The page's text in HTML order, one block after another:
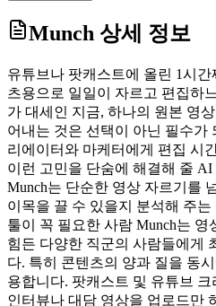
Munch 상세 정보
유튜브나 팟캐스트에 올린 1시
츠용으로 일일이 자르고 편집하
가 대세인 지금, 하나의 원본 영
어내는 것은 선택이 아닌 필수가
리에이터와 마케터에게 편집 시
이런 고민을 단숨에 해결해 줄 AI
Munch는 단순한 영상 자르기를
이목을 끌 수 있을지 분석해 주
툴이 꼭 필요한 사람 Munch는 영
힘든 다양한 직군의 사람들에게
다. 특히 콘텐츠의 양과 질을 동
용합니다. 팟캐스트 및 유튜브
인터뷰나 대담 영상을 업로드만